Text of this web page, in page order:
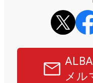
メル